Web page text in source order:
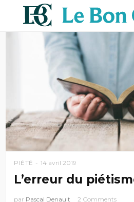
PIÉTÉ 14 avril 2019
L’erreur du
par Pascal Denault 2 Comments